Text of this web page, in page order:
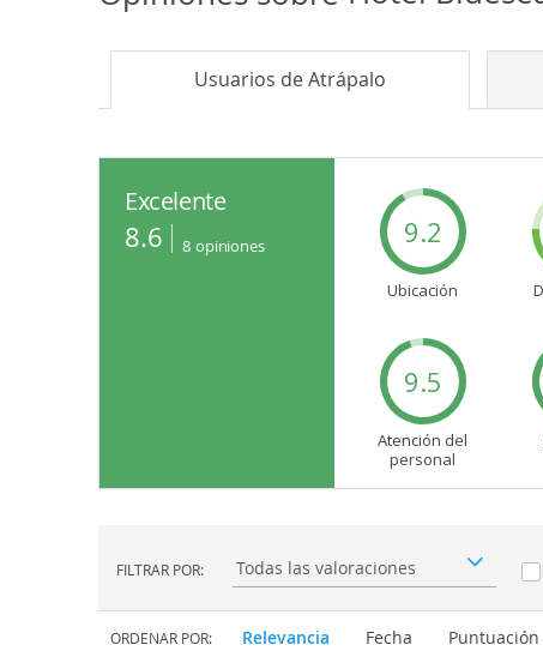
Usuarios deAtrápalo
Excelente
8.6 8 opiniones 9.2
Ubicación
9.5
Atención del
personal
FILTRAR POR: Filtrar por:
ORDENAR POR: Relevancia Fecha Puntuación